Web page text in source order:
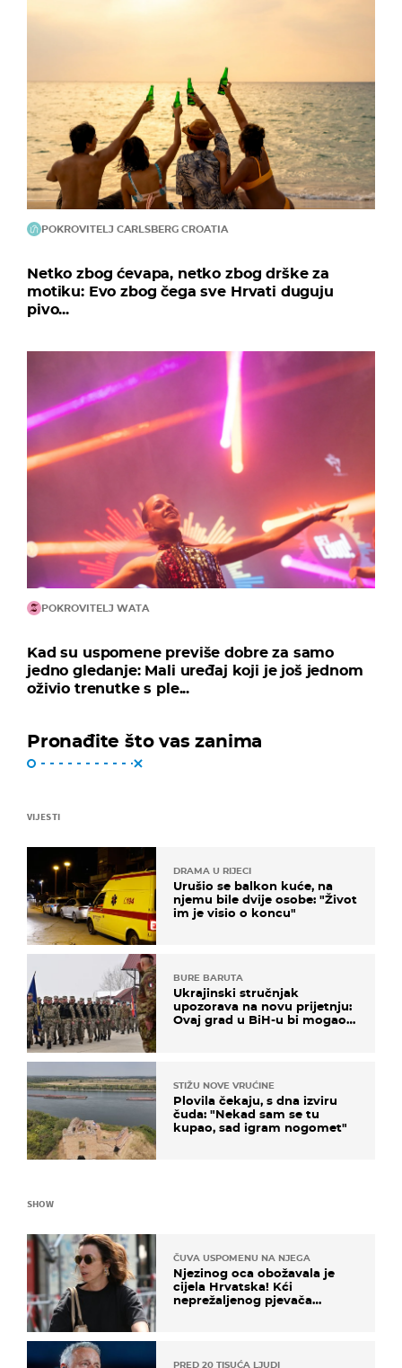
POKROVITELJ CARLSBERG CROATIA
Netko zbog ćevapa, netko zbog drške za
motiku: Evo zbog čega sve Hrvati duguju
pivo...
POKROVITELJ WATA
Kad su uspomene previše dobre za samo
jedno gledanje: Mali uređaj koji je još jednom
oživio trenutke s ple...
Pronađite što vas zanima
VIJESTI
DRAMA U RIJECI
Urušio se balkon kuće, na
njemu bile dvije osobe: "Život
im je visio o koncu"
BURE BARUTA
Ukrajinski stručnjak
upozorava na novu prijetnju:
Ovaj grad u BiH-u bi mogao
STIŽU NOVE VRUĆINE
Plovila čekaju, s dna izviru
čuda: "Nekad sam se tu
kupao, sad igram nogomet"
SHOW
ČUVA USPOMENU NA NJEGA
Njezinog oca obožavala je
cijela Hrvatska! Kći
neprežaljenog pjevača
PRED 20 TISUĆA LJUDI